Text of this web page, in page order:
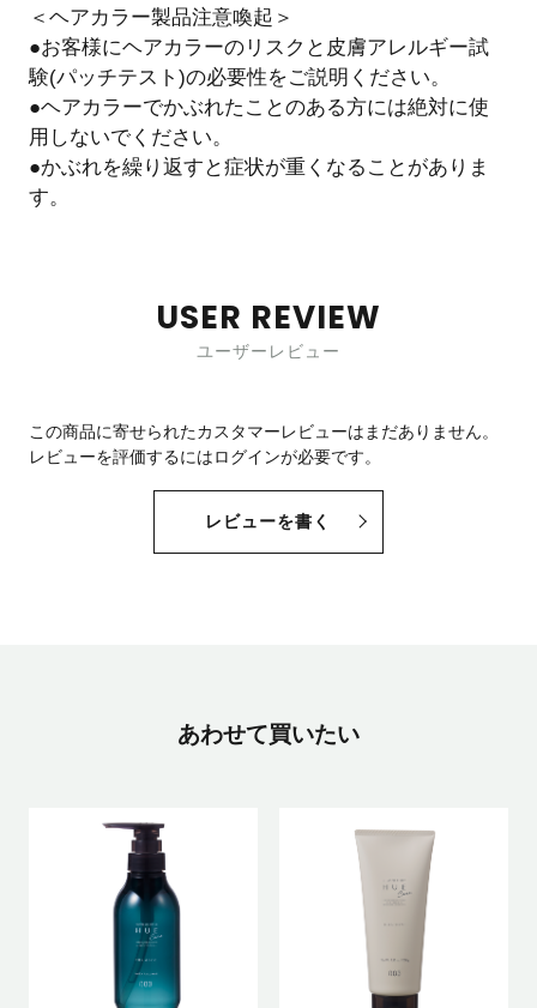
＜ヘアカラー製品注意喚起＞
●お客様にヘアカラーのリスクと皮膚アレルギー試
験(パッチテスト)の必要性をご説明ください。
●ヘアカラーでかぶれたことのある方には絶対に使
用しないでください。
●かぶれを繰り返すと症状が重くなることがありま
す。
USER REVIEW
ユーザーレビュー
この商品に寄せられたカスタマーレビューはまだありません。
レビューを評価するにはログインが必要です。
レビューを書く
あわせて買いたい